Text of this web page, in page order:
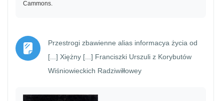
Cammons.
Przestrogi zbawienne alias informacya życia od
[...] Xiężny [...] Franciszki Urszuli z Korybutów
Wiśniowieckich RadziwiłłoweyStrona